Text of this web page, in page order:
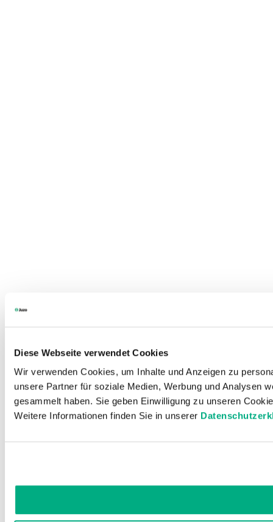
Diese Webseite verwendet Cookies
Wir verwenden Cookies, um Inhalte und Anzeigen zu
unsere Partner für soziale Medien, Werbung und Analysen
gesammelt haben. Sie geben Einwilligung zu unseren
Weitere Informationen finden Sie in unserer